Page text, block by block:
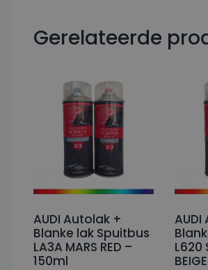
Gerelateerde
AUDI Autolak +
Blanke lak Spuitbus
LA3A MARS RED –
150ml
L620